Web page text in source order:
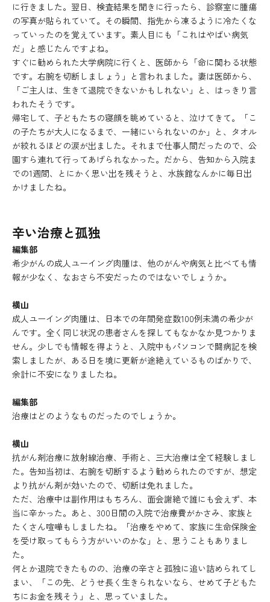
に行きました。翌日、検査結果を聞きに行ったら、診察室に腫瘍
の写真が貼られていて。その瞬間、指先から凍るように冷たくな
っていったのを覚えています。素人目にも「これはやばい病気
だ」と感じたんですよね。
すぐに勧められた大学病院に行くと、医師から「命に関わる状態
です。右腕を切断しましょう」と言われました。妻は医師から、
「ご主人は、生きて退院できないかもしれない」と、はっきり言
われたそうです。
帰宅して、子どもたちの寝顔を眺めていると、泣けてきて。「こ
の子たちが大人になるまで、一緒にいられないのか」と、タオル
が絞れるほどの涙が出ました。それまで仕事人間だったので、公
園すら連れて行ってあげられなかった。だから、告知から入院ま
での1週間、とにかく思い出を残そうと、水族館なんかに毎日出
かけましたね。
辛い治療と孤独
編集部
希少がんの成人ユーイング肉腫は、他のがんや病気と比べても情
報が少なく、なおさら不安だったのではないでしょうか。
横山
成人ユーイング肉腫は、日本での年間発症数100例未満の希少が
んです。全く同じ状況の患者さんを探してもなかなか見つかりま
せん。少しでも情報を得ようと、入院中もパソコンで闘病記を検
索しましたが、ある日を境に更新が途絶えているものばかりで、
余計に不安になりましたね。
編集部
治療はどのようなものだったのでしょうか。
横山
抗がん剤治療に放射線治療、手術と、三大治療は全て経験しまし
た。告知当初は、右腕を切断するよう勧められたのですが、想定
より抗がん剤が効いたので、切断は免れました。
ただ、治療中は副作用はもちろん、面会謝絶で誰にも会えず、本
当に辛かった。あと、300日間の入院で治療費がかさみ、家族と
たくさん喧嘩もしましたね。「治療をやめて、家族に生命保険金
を受け取ってもらう方がいいのかな」と、思うこともありまし
た。
何とか退院できたものの、治療の辛さと孤独に追い詰められてし
まい、「この先、どうせ長く生きられないなら、せめて子どもた
ちにお金を残そう」と、思っていました。